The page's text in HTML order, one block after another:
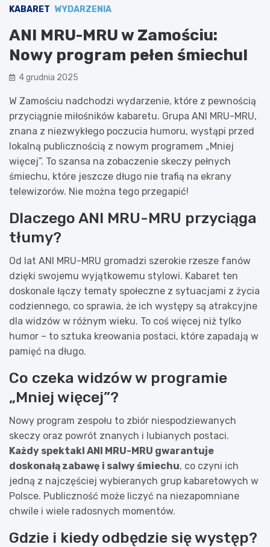
KABARET WYDARZENIA
ANI MRU-MRU w Zamościu:
Nowy program pełen śmiechu!
4 grudnia 2025
W Zamościu nadchodzi wydarzenie, które z pewnością
przyciągnie miłośników kabaretu. Grupa ANI MRU-MRU,
znana z niezwykłego poczucia humoru, wystąpi przed
lokalną publicznością z nowym programem „Mniej
więcej”. To szansa na zobaczenie skeczy pełnych
śmiechu, które jeszcze długo nie trafią na ekrany
telewizorów. Nie można tego przegapić!
Dlaczego ANI MRU-MRU przyciąga
tłumy?
Od lat ANI MRU-MRU gromadzi szerokie rzesze fanów
dzięki swojemu wyjątkowemu stylowi. Kabaret ten
doskonale łączy tematy społeczne z sytuacjami z życia
codziennego, co sprawia, że ich występy są atrakcyjne
dla widzów w różnym wieku. To coś więcej niż tylko
humor – to sztuka kreowania postaci, które zapadają w
pamięć na długo.
Co czeka widzów w programie
„Mniej więcej”?
Nowy program zespołu to zbiór niespodziewanych
skeczy oraz powrót znanych i lubianych postaci.
Każdy spektakl ANI MRU-MRU gwarantuje
doskonałą zabawę i salwy śmiechu, co czyni ich
jedną z najczęściej wybieranych grup kabaretowych w
Polsce. Publiczność może liczyć na niezapomniane
chwile i wiele radosnych momentów.
Gdzie i kiedy odbędzie się występ?